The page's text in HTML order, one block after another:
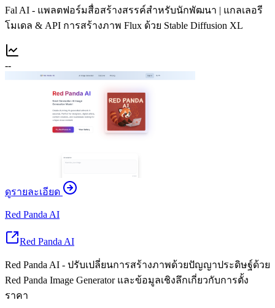
Fal AI - แพลตฟอร์มสื่อสร้างสรรค์สำหรับนักพัฒนา | แกลเลอรี
โมเดล & API การสร้างภาพ Flux ด้วย Stable Diffusion XL
--
ดูรายละเอียด
Red Panda AI
Red Panda AI
Red Panda AI - ปรับเปลี่ยนการสร้างภาพด้วยปัญญาประดิษฐ์ด้วย
Red Panda Image Generator และข้อมูลเชิงลึกเกี่ยวกับการตั้ง
ราคา